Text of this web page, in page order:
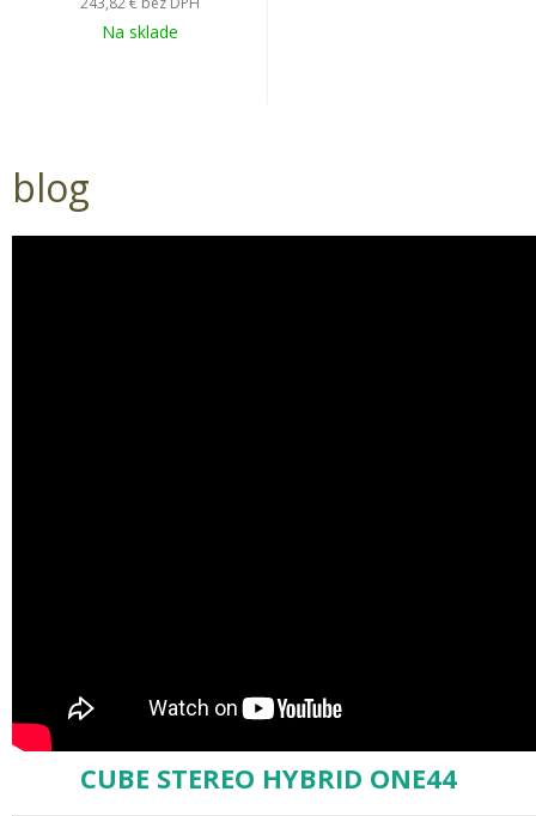
Na sklade
blog
CUBE STEREO HYBRID ONE44